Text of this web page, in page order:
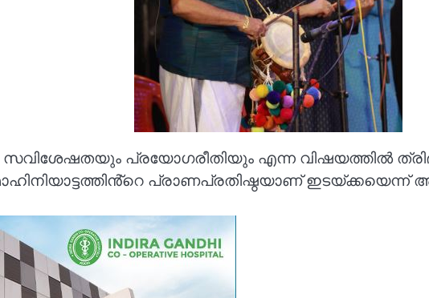
സവിശേഷതയും പ്രയോഗരീതിയും എന്ന വിഷയത്തിൽ
പ്രാണപ്രതിഷ്ഠയാണ് ഇടയ്ക്കയെന്ന്